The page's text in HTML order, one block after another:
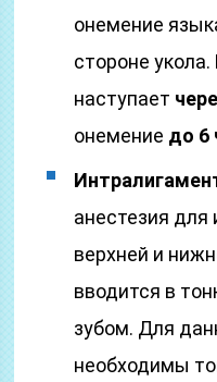
онемение
стороне
наступает
онемение до 6
анестезия для
верхней и
вводится в
зубом. Для
необходимы